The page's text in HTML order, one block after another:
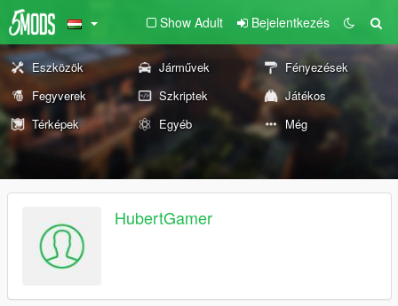
Show Adult Bejelentkezés
Eszközök Járművek
Fényezések
Fegyverek
Szkriptek
Játékos
Térképek
Egyéb Még
HubertGamer